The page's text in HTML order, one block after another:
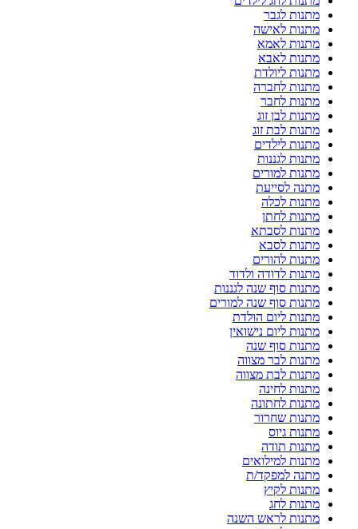
מתנות לגבר
מתנות לאישה
מתנות לאמא
מתנות לאבא
מתנות ליולדת
מתנות לחברה
מתנות לחבר
מתנות לבן זוג
מתנות לבת זוג
מתנות לילדים
מתנות לגננות
מתנות למורים
מתנה לסייעת
מתנות לכלה
מתנות לחתן
מתנות לסבתא
מתנות לסבא
מתנות להורים
מתנות לדודה ולדוד
מתנות סוף שנה לגננות
מתנות סוף שנה למורים
מתנות ליום הולדת
מתנות ליום נישואין
מתנות סוף שנה
מתנות לבר מצווה
מתנות לבת מצווה
מתנות לחינה
מתנות לחתונה
מתנות שחרור
מתנות גיוס
מתנות תודה
מתנות למילואים
מתנה למפקד/ת
מתנות לקיץ
מתנות לחג
מתנות לראש השנה